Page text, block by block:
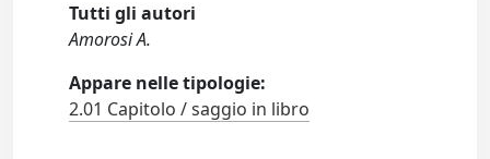
Tutti gli autori
Amorosi A.
Appare nelle tipologie:
2.01 Capitolo / saggio in libro